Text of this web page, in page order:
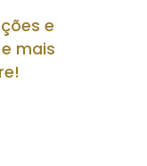
e
mais